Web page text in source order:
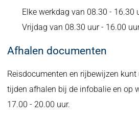
Elke werkdag van 08.30 - 16.30
Vrijdag van 08.30 uur - 16.00
Afhalen documenten
Reisdocumenten en rijbewijzen
tijden afhalen bij de infobalie en op
17.00 - 20.00 uur.